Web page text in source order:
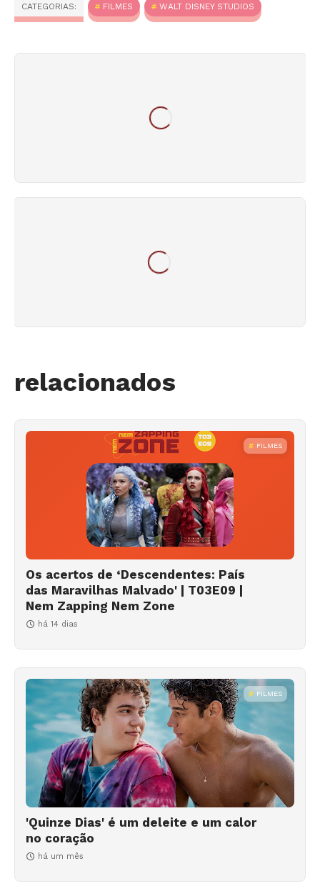
CATEGORIAS: FILMES WALT DISNEY STUDIOS
relacionados
FILMES
Os acertos de ‘Descendentes: País
das Maravilhas Malvado' | T03E09 |
Nem Zapping Nem Zone
há 14 dias
FILMES
'Quinze Dias' é um deleite e um calor
no coração
há um mês